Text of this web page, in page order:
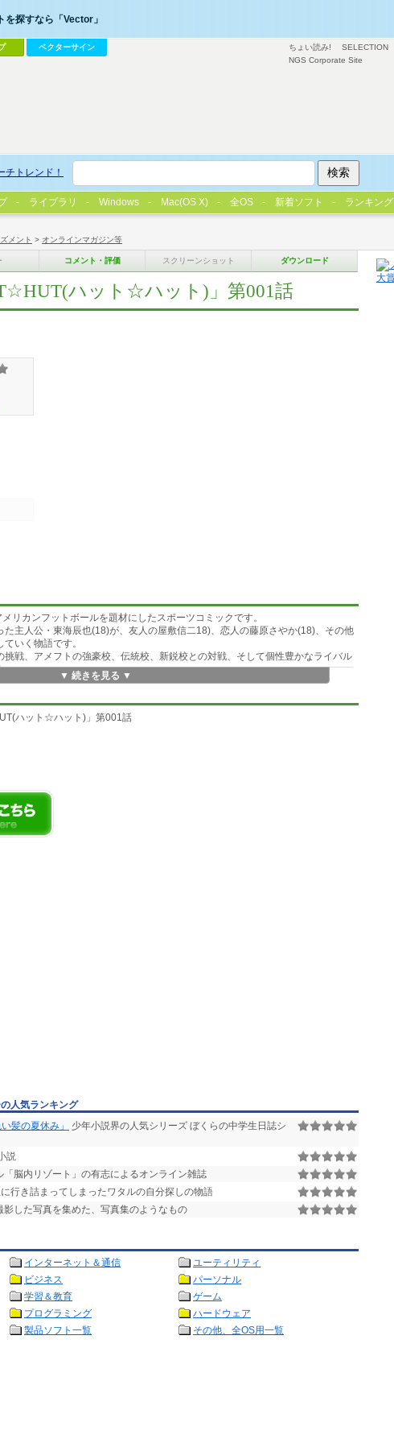
メント > オンラインマガジン等
コメント・評価 スクリーンショット ダウンロード
ハット☆ハット)」第001話
リカンフットボールを題材にしたスポーツコミックです。
た主人公・東海辰也(18)が、友人の屋敷信二18)、恋人の藤原さやか(18)、その他
いく物語です。
挑戦、アメフトの強豪校、伝統校、新鋭校との対戦、そして個性豊かなライバル
。
▼ 続きを見る ▼
ハット☆ハット)」第001話
人気ランキング
髪の夏休み」
少年小説界の人気シリーズ ぼくらの中学生日誌シ
説
「脳内リゾート」の有志によるオンライン雑誌
に行き詰まってしまったワタルの自分探しの物語
影した写真を集めた、写真集のようなもの
インターネット＆通信
ユーティリティ
ビジネス
パーソナル
学習＆教育
ゲーム
プログラミング
ハードウェア
製品ソフト一覧 その他、全OS用一覧
ちょい読み! SELECTION
NGS Corporate Site
を探すなら「Vector」
ベクターサイン
チトレンド！
ライブラリ Windows Mac(OS X) 全OS 新着ソフト ランキング